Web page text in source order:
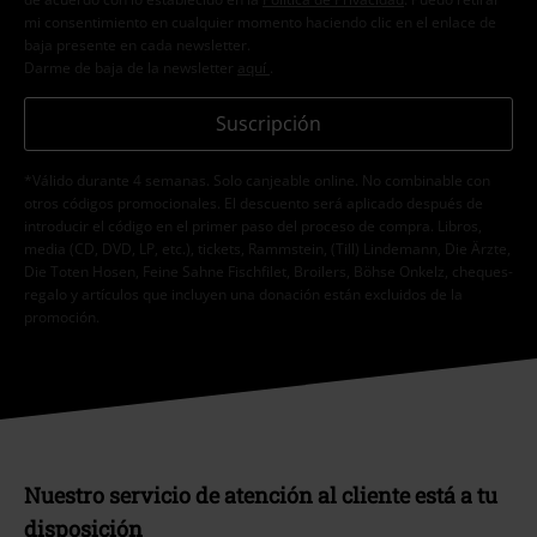
mi consentimiento en cualquier momento haciendo clic en el enlace de
baja presente en cada newsletter.
Darme de baja de la newsletter
aquí
Suscripción
*Válido durante 4 semanas. Solo canjeable online. No combinable con
otros códigos promocionales. El descuento será aplicado después de
introducir el código en el primer paso del proceso de compra. Libros,
media (CD, DVD, LP, etc.), tickets, Rammstein, (Till) Lindemann, Die Ärzte,
Die Toten Hosen, Feine Sahne Fischfilet, Broilers, Böhse Onkelz, cheques-
regalo y artículos que incluyen una donación están excluidos de la
promoción.
Nuestro servicio de atención al cliente está a tu
disposición